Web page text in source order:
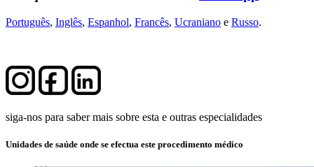
Português, Inglês, Espanhol, Francês, Ucraniano e Russo.
siga-nos para saber mais sobre esta e outras especialidades
Unidades de saúde onde se efectua este procedimento médico